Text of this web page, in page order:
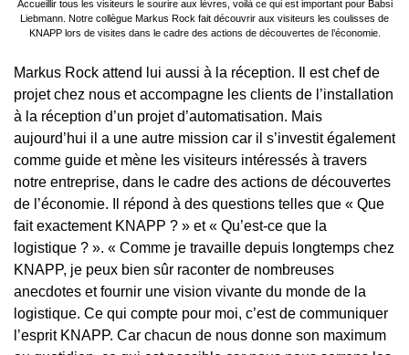
Accueillir tous les visiteurs le sourire aux lèvres, voilà ce qui est important pour Babsi
Liebmann. Notre collègue Markus Rock fait découvrir aux visiteurs les coulisses de
KNAPP lors de visites dans le cadre des actions de découvertes de l’économie.
Markus Rock attend lui aussi à la réception. Il est chef de
projet chez nous et accompagne les clients de l’installation
à la réception d’un projet d’automatisation. Mais
aujourd’hui il a une autre mission car il s’investit également
comme guide et mène les visiteurs intéressés à travers
notre entreprise, dans le cadre des actions de découvertes
de l’économie. Il répond à des questions telles que « Que
fait exactement KNAPP ? » et « Qu’est-ce que la
logistique ? ». « Comme je travaille depuis longtemps chez
KNAPP, je peux bien sûr raconter de nombreuses
anecdotes et fournir une vision vivante du monde de la
logistique. Ce qui compte pour moi, c’est de communiquer
l’esprit KNAPP. Car chacun de nous donne son maximum